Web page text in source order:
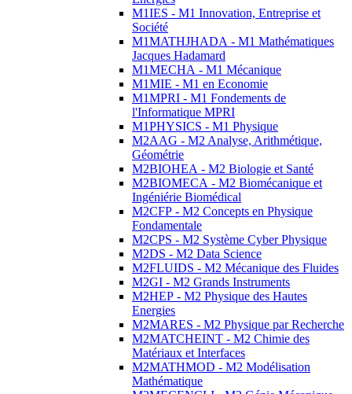
M1IES - M1 Innovation, Entreprise et
Société
M1MATHJHADA - M1 Mathématiques
Jacques Hadamard
M1MECHA - M1 Mécanique
M1MIE - M1 en Economie
M1MPRI - M1 Fondements de
l'Informatique MPRI
M1PHYSICS - M1 Physique
M2AAG - M2 Analyse, Arithmétique,
Géométrie
M2BIOHEA - M2 Biologie et Santé
M2BIOMECA - M2 Biomécanique et
Ingéniérie Biomédical
M2CFP - M2 Concepts en Physique
Fondamentale
M2CPS - M2 Système Cyber Physique
M2DS - M2 Data Science
M2FLUIDS - M2 Mécanique des Fluides
M2GI - M2 Grands Instruments
M2HEP - M2 Physique des Hautes
Energies
M2MARES - M2 Physique par Recherche
M2MATCHEINT - M2 Chimie des
Matériaux et Interfaces
M2MATHMOD - M2 Modélisation
Mathématique